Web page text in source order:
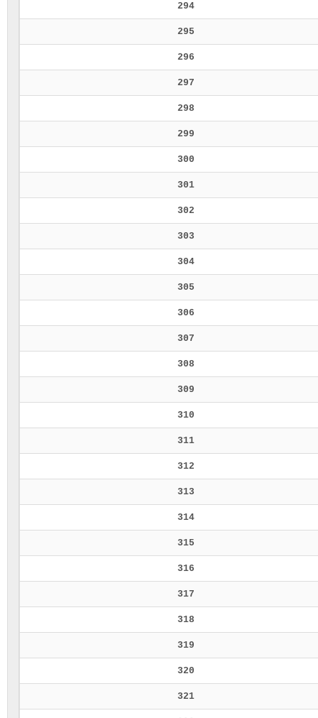
294
295
296
297
298
299
300
301
302
303
304
305
306
307
308
309
310
311
312
313
314
315
316
317
318
319
320
321